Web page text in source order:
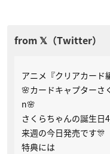
アニメ『クリアカード
🌸カードキャプターさ
n🌸
さくらちゃんの誕生日
来週の今日発売です🎊
特典には